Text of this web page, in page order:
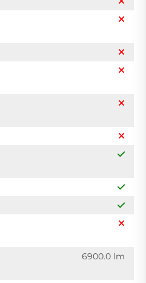
6900.0 lm